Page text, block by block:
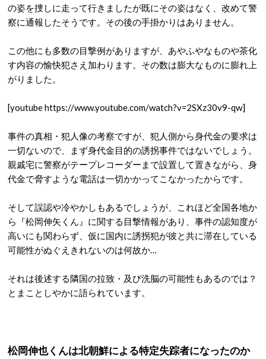
の姿を捜しに走って行きましたが既にその姿はなく、改めて警
察に通報したそうです。その後の手掛かりはありません。
この他にも多数の目撃例がありますが、あやふやなものや茶化
す内容の愉快犯さえ加わります。その数は膨大なものに膨れ上
がりました。
[youtube https://www.youtube.com/watch?v=2SXz30v9-qw]
事件の真相・犯人像の考察ですが、犯人側から身代金の要求は
一切ないので、まず身代金目的の誘拐事件ではないでしょう。
親戚宅に警察がテープレコーダーまで設置して置きながら、身
代金で脅すような電話は一切かかってこなかったからです。
そして誤認や冷やかしもあるでしょうが、これほど全国各地か
ら『松岡伸矢くん』に関する目撃情報があり、事件の認知度が
高いにも関わらず、仮に国内に誘拐犯が彼と共に滞在している
可能性がぬぐえきれないのは何故か…
それは後述する隣国の拉致・及び洗脳の可能性もあるのでは？
とまことしやかに語られています。
松岡伸也くんは北朝鮮による特定失踪者になったのか